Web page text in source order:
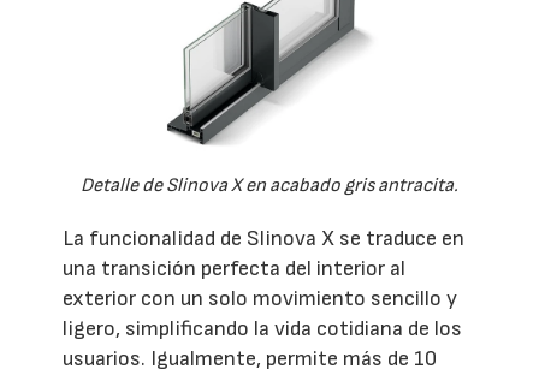
Detalle de Slinova X en acabado gris antracita.
La funcionalidad de Slinova X se traduce en
una transición perfecta del interior al
exterior con un solo movimiento sencillo y
ligero, simplificando la vida cotidiana de los
usuarios. Igualmente, permite más de 10